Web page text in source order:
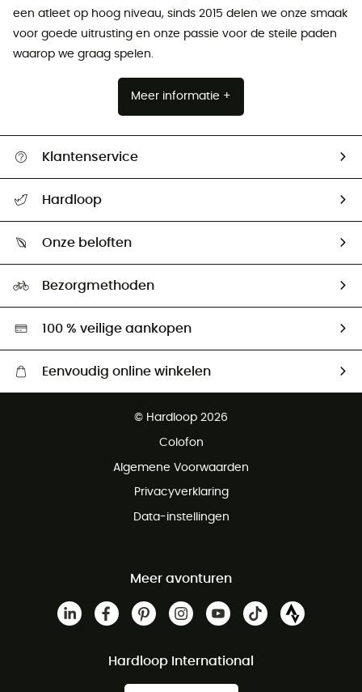
een atleet op hoog niveau, sinds 2015 delen we onze smaak
voor goede uitrusting en onze passie voor de steile paden
waarop we graag spelen.
Meer informatie +
Klantenservice
Mijn zending volgen
Retourzendingen & Terugbetalingen
Hardloop
Onze beloften
Bezorgmethoden
100 % veilige aankopen
Eenvoudig online winkelen
Gratis retourneren binnen 100 dagen
© Hardloop 2026
Colofon
Algemene Voorwaarden
Privacyverklaring
Data-instellingen
Meer avonturen
Hardloop International